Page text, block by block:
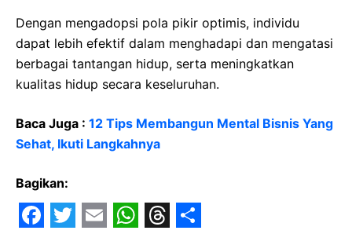
Dengan mengadopsi pola pikir optimis, individu
dapat lebih efektif dalam menghadapi dan mengatasi
berbagai tantangan hidup, serta meningkatkan
kualitas hidup secara keseluruhan.
Baca Juga : 12 Tips Membangun Mental Bisnis Yang
Sehat, Ikuti Langkahnya
Bagikan: